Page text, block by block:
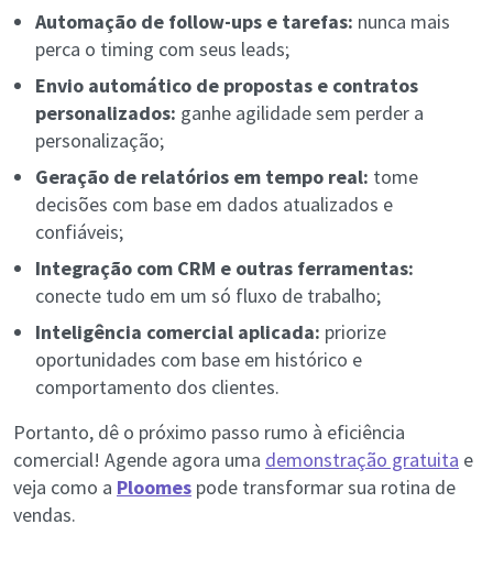
Automação de follow-ups e tarefas: nunca mais
perca o timing com seus leads;
Envio automático de propostas e contratos
personalizados: ganhe agilidade sem perder a
personalização;
Geração de relatórios em tempo real: tome
decisões com base em dados atualizados e
confiáveis;
Integração com CRM e outras ferramentas:
conecte tudo em um só fluxo de trabalho;
Inteligência comercial aplicada: priorize
oportunidades com base em histórico e
comportamento dos clientes.
Portanto, dê o próximo passo rumo à eficiência
comercial! Agende agora uma demonstração gratuita e
veja como a Ploomes pode transformar sua rotina de
vendas.